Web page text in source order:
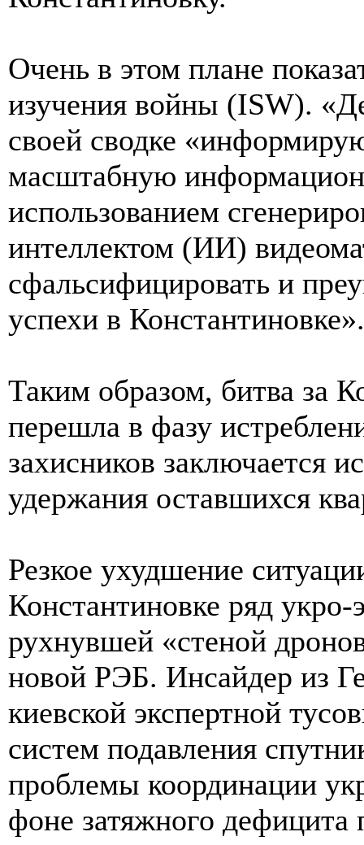
Очень в этом плане
изучения войны (ISW).
своей сводке
масштабную
использованием
интеллектом (ИИ)
сфальсифицировать и
успехи в Константиновке».
Таким образом, битва за
перешла в фазу
захисников заключается
удержания оставшихся
Резкое ухудшение
Константиновке ряд укро-
рухнувшей «стеной
новой РЭБ. Инсайдер из
киевской экспертной
систем подавления
проблемы координации
фоне затяжного дефицита